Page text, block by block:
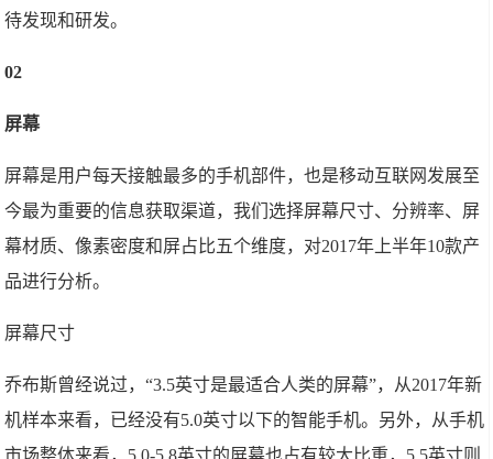
待发现和研发。
02
屏幕
屏幕是用户每天接触最多的手机部件，也是移动互联网发展至
今最为重要的信息获取渠道，我们选择屏幕尺寸、分辨率、屏
幕材质、像素密度和屏占比五个维度，对2017年上半年10款产
品进行分析。
屏幕尺寸
乔布斯曾经说过，“3.5英寸是最适合人类的屏幕”，从2017年新
机样本来看，已经没有5.0英寸以下的智能手机。另外，从手机
市场整体来看，5.0-5.8英寸的屏幕也占有较大比重，5.5英寸则